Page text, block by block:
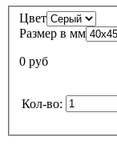
Цвет
Размер в мм
0 руб
Кол-во: